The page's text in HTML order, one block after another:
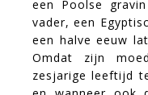
een Poolse
vader, een
een halve eeuw
Omdat zijn
zesjarige leeftijd